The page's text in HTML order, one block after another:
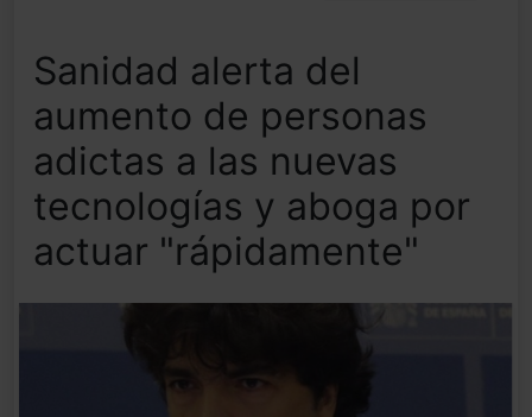
Sanidad alerta del
aumento de personas
adictas a las nuevas
tecnologías y aboga por
actuar "rápidamente"